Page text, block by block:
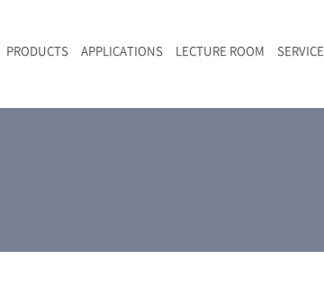
PRODUCTS APPLICATIONS LECTURE ROOM